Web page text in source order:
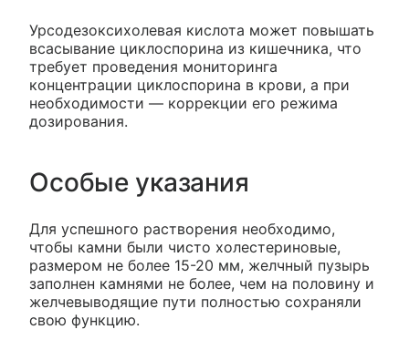
Урсодезоксихолевая кислота может повышать
всасывание циклоспорина из кишечника, что
требует проведения мониторинга
концентрации циклоспорина в крови, а при
необходимости — коррекции его режима
дозирования.
Особые указания
Для успешного растворения необходимо,
чтобы камни были чисто холестериновые,
размером не более 15-20 мм, желчный пузырь
заполнен камнями не более, чем на половину и
желчевыводящие пути полностью сохраняли
свою функцию.